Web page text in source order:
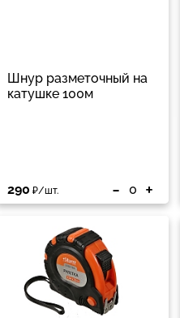
Шнур разметочный на
катушке 100м
290 ₽/шт. - +